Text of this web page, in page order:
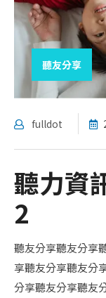
聽友分享
fulldot
聽力資
2
聽友分享聽友分享
享聽友分享聽友分
分享聽友分享聽友